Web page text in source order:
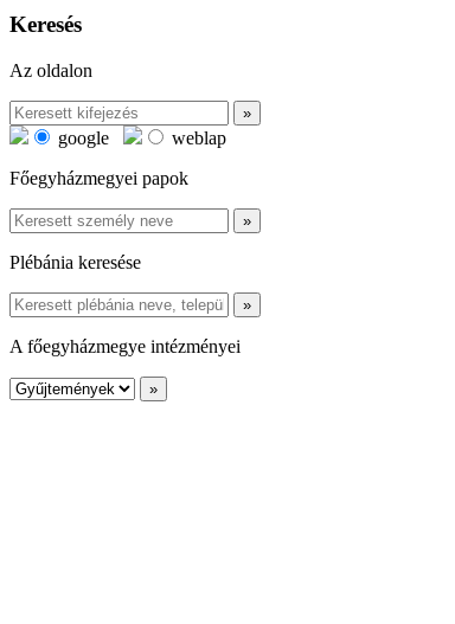
Keresés
Az oldalon
google
weblap
Főegyházmegyei papok
Plébánia keresése
A főegyházmegye intézményei